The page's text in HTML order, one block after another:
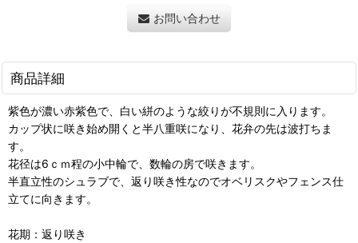
お問い合わせ
商品詳細
紫色が濃い赤紫色で、白い絣のような絞りが不規則に入ります。
カップ状に咲き始め開くと半八重咲になり、花弁の先は波打ちま
す。
花径は6ｃｍ程の小中輪で、数輪の房で咲きます。
半直立性のシュラブで、返り咲き性なのでオベリスクやフェンス仕
立てに向きます。
花期：返り咲き